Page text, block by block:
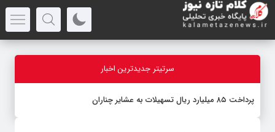
سرتیتر جدیدترین اخبار
پرداخت ۸۵ میلیارد ریال تسهیلات به عشایر چناران